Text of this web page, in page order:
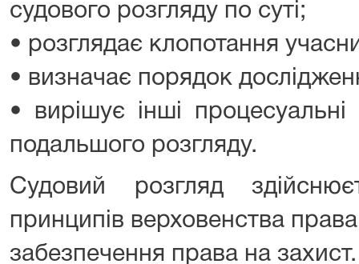
судового розгляду по суті;
• розглядає клопотання
• визначає порядок
• вирішує інші процесуальні
подальшого розгляду.
Судовий розгляд
принципів верховенства
забезпечення права на захист.